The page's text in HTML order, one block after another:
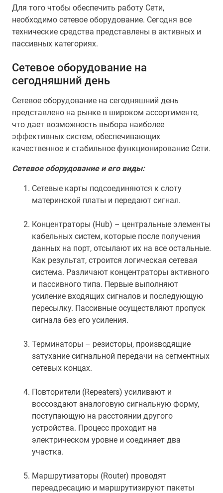
Для того чтобы обеспечить работу Сети,
необходимо сетевое оборудование. Сегодня все
технические средства представлены в активных и
пассивных категориях.
Сетевое оборудование на
сегодняшний день
Сетевое оборудование на сегодняшний день
представлено на рынке в широком ассортименте,
что дает возможность выбора наиболее
эффективных систем, обеспечивающих
качественное и стабильное функционирование Сети.
Сетевое оборудование и его виды:
Сетевые карты подсоединяются к слоту
материнской платы и передают сигнал.
Концентраторы (Hub) – центральные элементы
кабельных систем, которые после получения
данных на порт, отсылают их на все остальные.
Как результат, строится логическая сетевая
система. Различают концентраторы активного
и пассивного типа. Первые выполняют
усиление входящих сигналов и последующую
пересылку. Пассивные осуществляют пропуск
сигнала без его усиления.
Терминаторы – резисторы, производящие
затухание сигнальной передачи на сегментных
сетевых концах.
Повторители (Repeaters) усиливают и
воссоздают аналоговую сигнальную форму,
поступающую на расстоянии другого
устройства. Процесс проходит на
электрическом уровне и соединяет два
участка.
Маршрутизаторы (Router) проводят
переадресацию и маршрутизируют пакеты